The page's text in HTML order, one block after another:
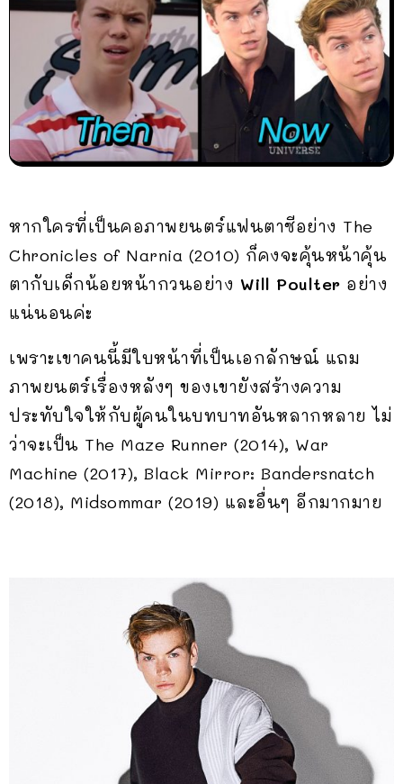
หากใครที่เป็นคอภาพยนตร์แฟนตาซีอย่าง The
Chronicles of Narnia (2010) ก็คงจะคุ้นหน้าคุ้น
ตากับเด็กน้อยหน้ากวนอย่าง Will Poulter อย่าง
แน่นอนค่ะ
เพราะเขาคนนี้มีใบหน้าที่เป็นเอกลักษณ์ แถม
ภาพยนตร์เรื่องหลังๆ ของเขายังสร้างความ
ประทับใจให้กับผู้คนในบทบาทอันหลากหลาย ไม่
ว่าจะเป็น The Maze Runner (2014), War
Machine (2017), Black Mirror: Bandersnatch
(2018), Midsommar (2019) และอื่นๆ อีกมากมาย